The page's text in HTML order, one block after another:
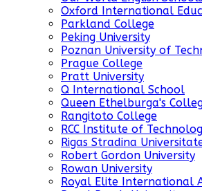
Oxford International
Parkland College
Peking University
Poznan University of
Prague College
Pratt University
Q International School
Queen Ethelburga's
Rangitoto College
RCC Institute of
Rigas Stradina
Robert Gordon University
Rowan University
Royal Elite International